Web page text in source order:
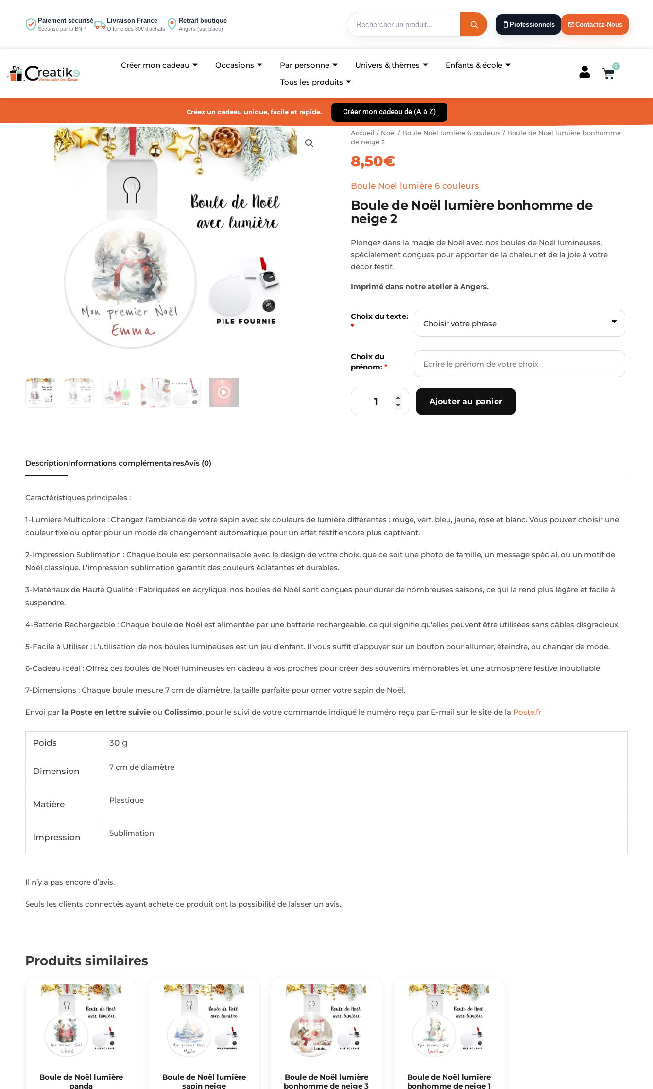
contenu
Paiement sécurisé
Sécurisé par la BNP
Livraison France
Offerte dès 80€ d’achats
Retrait boutique
Angers (sur place)
Professionnels Contactez-Nous
Créer mon cadeau Occasions Par personne Univers & thèmes
Enfants & école
Tous les produits
0
Panier
Créez un cadeau unique, facile et rapide. Créer mon cadeau de (A à Z)
Accueil / Noël / Boule Noël lumière 6 couleurs / Boule de Noël lumière bonhomme
de neige 2
8,50€
Boule Noël lumière 6 couleurs
Boule de Noël lumière bonhomme de
neige 2
Plongez dans la magie de Noël avec nos boules de Noël lumineuses,
spécialement conçues pour apporter de la chaleur et de la joie à votre
décor festif.
Imprimé dans notre atelier à Angers.
Choix du texte:
*
Choix du
prénom: *
quantité
de
de
lumière
de
neige
2
Ajouter au panier
DescriptionInformations complémentairesAvis (0)
Caractéristiques principales :
1-Lumière Multicolore : Changez l’ambiance de votre sapin avec six couleurs de lumière différentes : rouge, vert, bleu, jaune, rose et blanc. Vous pouvez choisir une
couleur fixe ou opter pour un mode de changement automatique pour un effet festif encore plus captivant.
2-Impression Sublimation : Chaque boule est personnalisable avec le design de votre choix, que ce soit une photo de famille, un message spécial, ou un motif de
Noël classique. L’impression sublimation garantit des couleurs éclatantes et durables.
3-Matériaux de Haute Qualité : Fabriquées en acrylique, nos boules de Noël sont conçues pour durer de nombreuses saisons, ce qui la rend plus légère et facile à
suspendre.
4-Batterie Rechargeable : Chaque boule de Noël est alimentée par une batterie rechargeable, ce qui signifie qu’elles peuvent être utilisées sans câbles disgracieux.
5-Facile à Utiliser : L’utilisation de nos boules lumineuses est un jeu d’enfant. Il vous suffit d’appuyer sur un bouton pour allumer, éteindre, ou changer de mode.
6-Cadeau Idéal : Offrez ces boules de Noël lumineuses en cadeau à vos proches pour créer des souvenirs mémorables et une atmosphère festive inoubliable.
7-Dimensions : Chaque boule mesure 7 cm de diamètre, la taille parfaite pour orner votre sapin de Noël.
Envoi par la Poste en lettre suivie ou Colissimo, pour le suivi de votre commande indiqué le numéro reçu par E-mail sur le site de la Poste.fr
Poids 30 g
Dimension 7 cm de diamètre
Matière Plastique
Impression Sublimation
Il n’y a pas encore d’avis.
Seuls les clients connectés ayant acheté ce produit ont la possibilité de laisser un avis.
Produits similaires
Boule de Noël lumière
panda
Boule de Noël lumière
sapin neige
Boule de Noël lumière
bonhomme de neige 3
Boule de Noël lumière
bonhomme de neige 1